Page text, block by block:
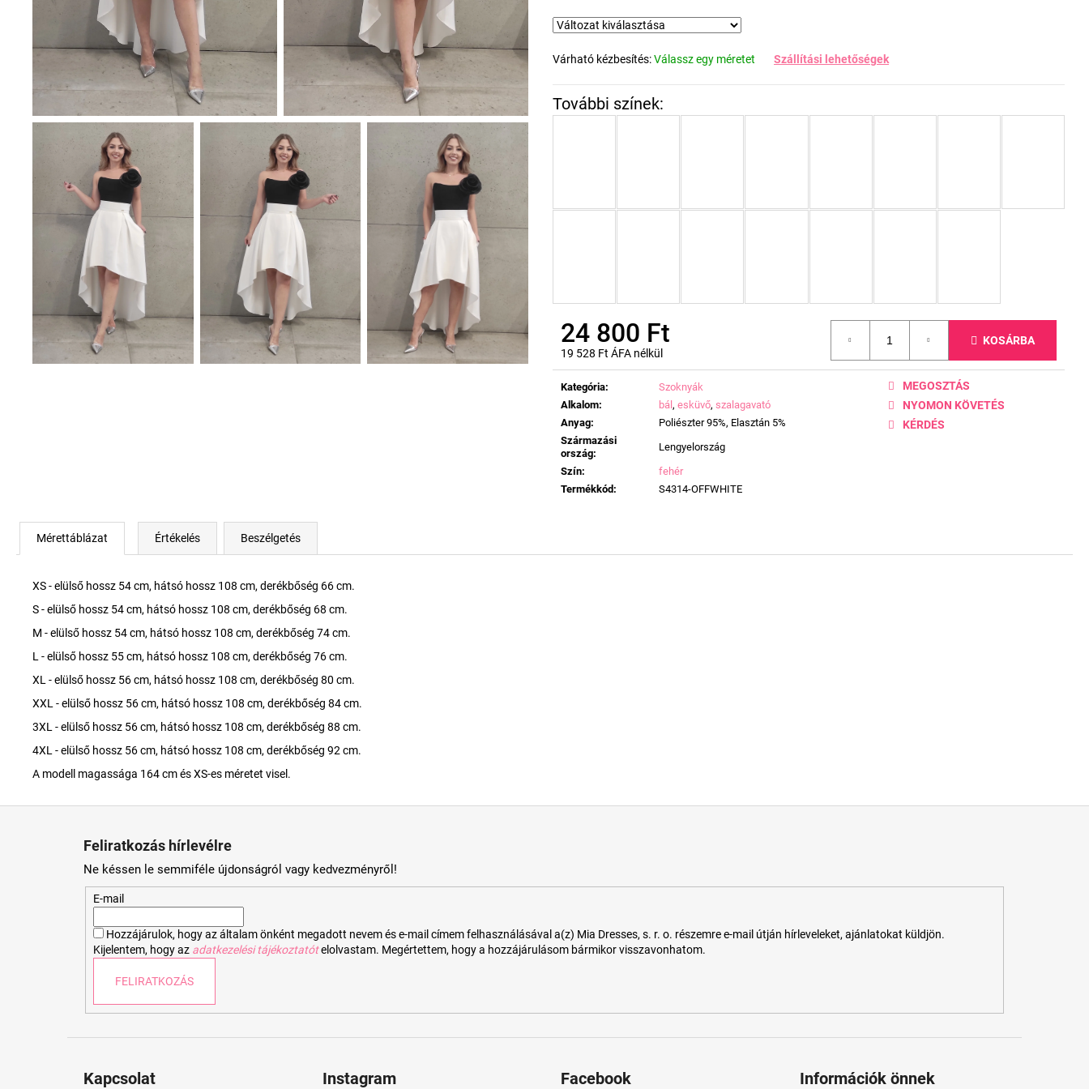
Várható kézbesítés:Válassz egy méretet Szállítási lehetőségek
24 800 Ft
19 528 Ft ÁFA nélkül
Egységár:
KOSÁRBA
Kategória:
Szoknyák
Alkalom: bál, esküvő, szalagavató
Anyag:
Poliészter 95%, Elasztán 5%
Származási
ország:
Lengyelország
Szín:
fehér
Termékkód: S4314-OFFWHITE
KÉRDÉS
NYOMON KÖVETÉS
MEGOSZTÁS
Mérettáblázat Értékelés Beszélgetés
XS - elülső hossz 54 cm, hátsó hossz 108 cm, derékbőség 66 cm.
S - elülső hossz 54 cm, hátsó hossz 108 cm, derékbőség 68 cm.
M - elülső hossz 54 cm, hátsó hossz 108 cm, derékbőség 74 cm.
L - elülső hossz 55 cm, hátsó hossz 108 cm, derékbőség 76 cm.
XL - elülső hossz 56 cm, hátsó hossz 108 cm, derékbőség 80 cm.
XXL - elülső hossz 56 cm, hátsó hossz 108 cm, derékbőség 84 cm.
3XL - elülső hossz 56 cm, hátsó hossz 108 cm, derékbőség 88 cm.
4XL - elülső hossz 56 cm, hátsó hossz 108 cm, derékbőség 92 cm.
A modell magassága 164 cm és XS-es méretet visel.
Feliratkozás hírlevélre
Ne késsen le semmiféle újdonságról vagy kedvezményről!
E-mail
Hozzájárulok, hogy az általam önként megadott nevem és e-mail címem felhasználásával a(z) Mia Dresses, s. r. o. részemre e-mail útján hírleveleket, ajánlatokat küldjön.
Kijelentem, hogy az adatkezelési tájékoztatót elolvastam. Megértettem, hogy a hozzájárulásom bármikor visszavonhatom.
FELIRATKOZÁS
Kapcsolat Instagram Facebook Információk önnek